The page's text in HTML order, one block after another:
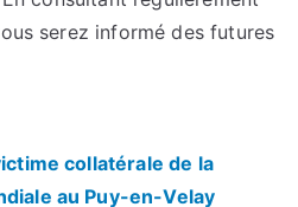
serez informé des futures
collatérale de la
au Puy-en-Velay